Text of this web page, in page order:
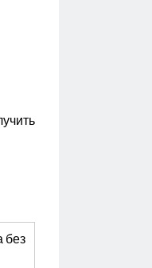
без